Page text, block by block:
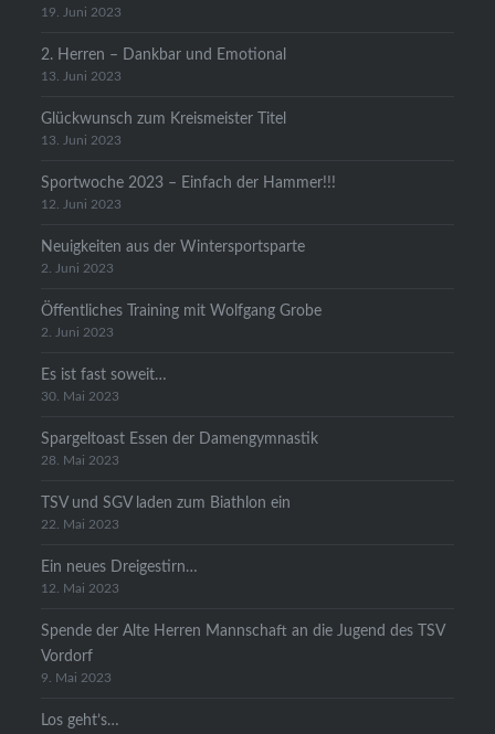
19. Juni 2023
2. Herren – Dankbar und Emotional
13. Juni 2023
Glückwunsch zum Kreismeister Titel
13. Juni 2023
Sportwoche 2023 – Einfach der Hammer!!!
12. Juni 2023
Neuigkeiten aus der Wintersportsparte
2. Juni 2023
Öffentliches Training mit Wolfgang Grobe
2. Juni 2023
Es ist fast soweit…
30. Mai 2023
Spargeltoast Essen der Damengymnastik
28. Mai 2023
TSV und SGV laden zum Biathlon ein
22. Mai 2023
Ein neues Dreigestirn…
12. Mai 2023
Spende der Alte Herren Mannschaft an die Jugend des TSV
Vordorf
9. Mai 2023
Los geht’s…